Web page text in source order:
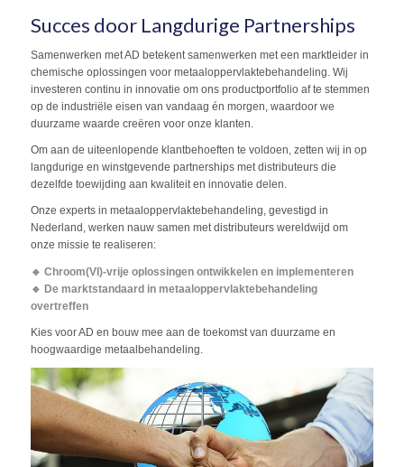
Succes door Langdurige Partnerships
Samenwerken met AD betekent samenwerken met een marktleider in
chemische oplossingen voor metaaloppervlaktebehandeling. Wij
investeren continu in innovatie om ons productportfolio af te stemmen
op de industriële eisen van vandaag én morgen, waardoor we
duurzame waarde creëren voor onze klanten.
Om aan de uiteenlopende klantbehoeften te voldoen, zetten wij in op
langdurige en winstgevende partnerships met distributeurs die
dezelfde toewijding aan kwaliteit en innovatie delen.
Onze experts in metaaloppervlaktebehandeling, gevestigd in
Nederland, werken nauw samen met distributeurs wereldwijd om
onze missie te realiseren:
🔹 Chroom(VI)-vrije oplossingen ontwikkelen en implementeren
🔹 De marktstandaard in metaaloppervlaktebehandeling
overtreffen
Kies voor AD en bouw mee aan de toekomst van duurzame en
hoogwaardige metaalbehandeling.